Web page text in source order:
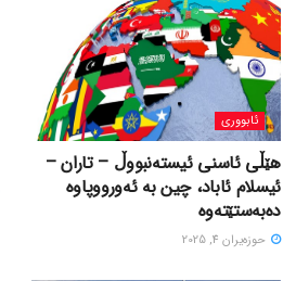
ئابووری
هێڵی ئاسنی ئیستەنبووڵ – تاران –
ئیسلام ئاباد، چین بە ئەورووپاوە
دەبەستێتەوە
حوزه‌یران 4, 2025